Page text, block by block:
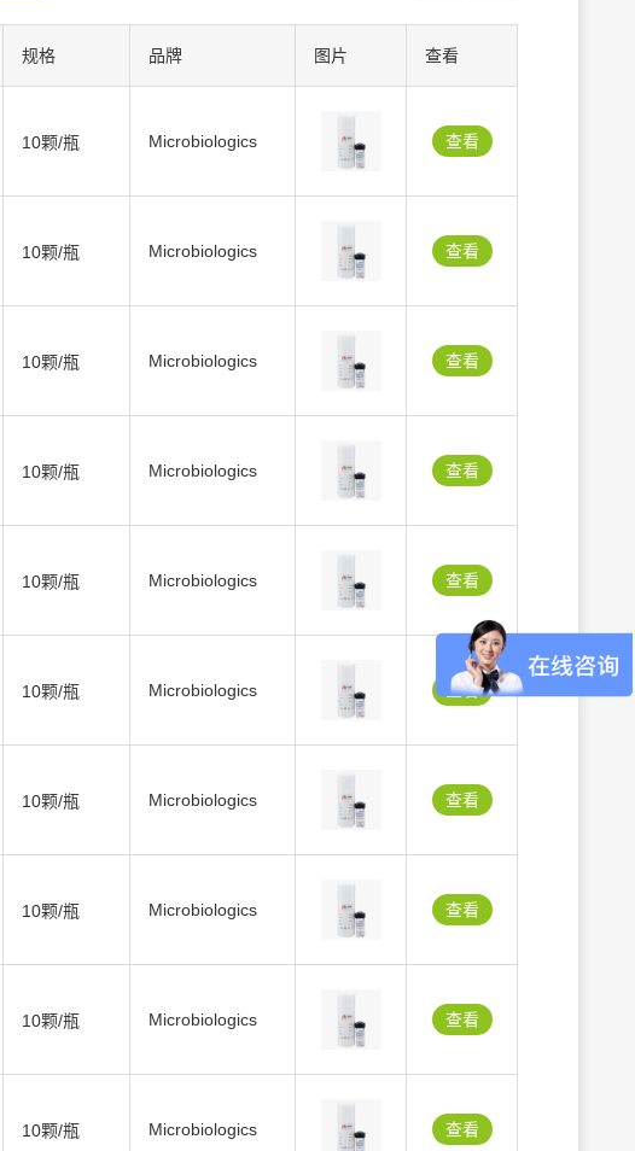
规格 品牌 图片 查看
10颗/瓶 Microbiologics 查看
10颗/瓶 Microbiologics 查看
10颗/瓶 Microbiologics 查看
10颗/瓶 Microbiologics 查看
10颗/瓶 Microbiologics 查看
10颗/瓶 Microbiologics 查看
10颗/瓶 Microbiologics 查看
10颗/瓶 Microbiologics 查看
10颗/瓶 Microbiologics 查看
10颗/瓶 Microbiologics 查看